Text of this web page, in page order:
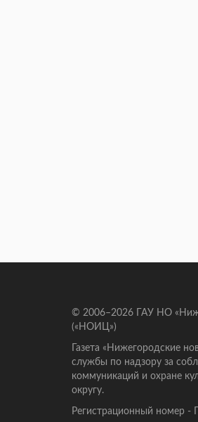
© 2006–2026 ГАУ НО
(«НОИЦ»)
Газета «Нижегородские
службы по надзору за
коммуникаций и охране
округу.
Регистрационный номер